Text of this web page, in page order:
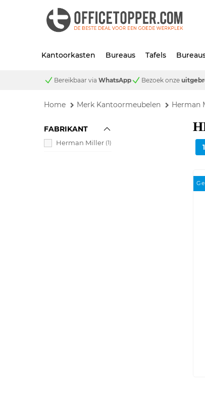
Kantoorkasten Bureaus Tafels
Bereikbaar via WhatsApp Bezoek onze
Home Merk Kantoormeubelen Herman
FABRIKANT
Herman Miller (1) 1